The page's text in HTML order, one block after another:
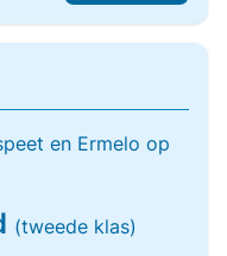
en Ermelo op
(tweede klas)